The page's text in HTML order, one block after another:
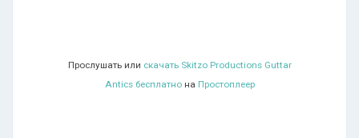
Прослушать или скачать Skitzo Productions Guttar
Antics бесплатнона Простоплеер